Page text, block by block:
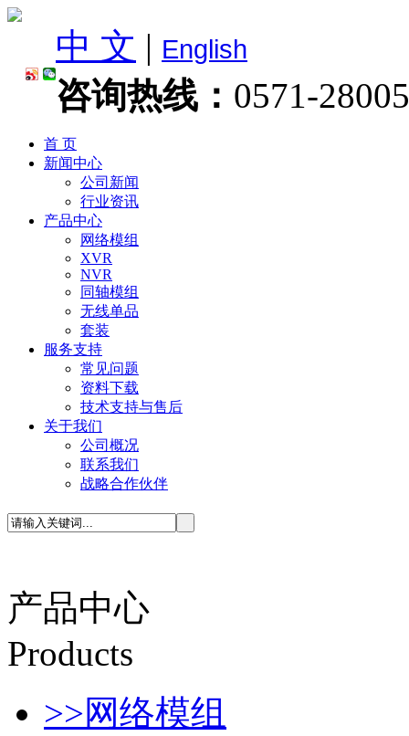
中 文 | English
咨询热线： 0571-
首 页
新闻中心
公司新闻
行业资讯
产品中心
网络模组
XVR
NVR
同轴模组
无线单品
套装
服务支持
常见问题
资料下载
技术支持与售后
关于我们
公司概况
联系我们
战略合作伙伴
产品中心
Products
>>网络模组